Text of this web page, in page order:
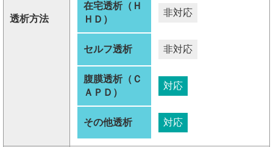
透析方法
在宅透析（Ｈ
ＨＤ）
非対応
セルフ透析 非対応
腹膜透析（Ｃ
ＡＰＤ）
対応
その他透析 対応